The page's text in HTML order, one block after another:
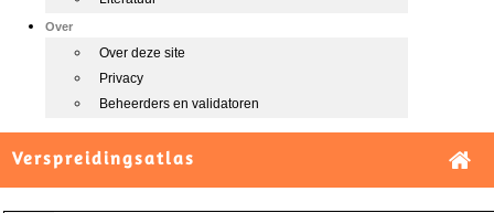
Over
Over deze site
Privacy
Beheerders en validatoren
Verspreidingsatlas